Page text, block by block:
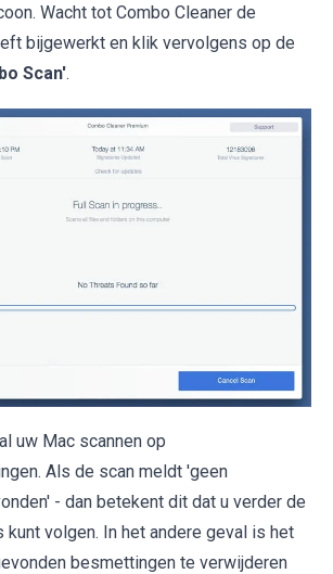
Wacht tot Combo Cleaner de
bijgewerkt en klik vervolgens op de
Scan'.
uw Mac scannen op
Als de scan meldt 'geen
- dan betekent dit dat u verder de
volgen. In het andere geval is het
besmettingen te verwijderen